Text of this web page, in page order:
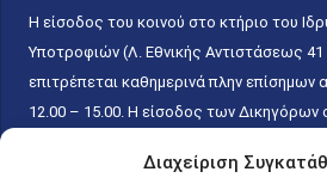
Διαχείριση
Η είσοδος του κοινού στο κτήριο του
Υποτροφιών (Λ. Εθνικής Αντιστάσεως 41
επιτρέπεται καθημερινά πλην επίσημων
12.00 – 15.00. Η είσοδος των Δικηγόρων
κάθε εργάσιμη ημέρα και ώρα χωρίς